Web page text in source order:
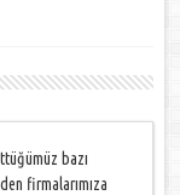
bazı
firmalarımıza